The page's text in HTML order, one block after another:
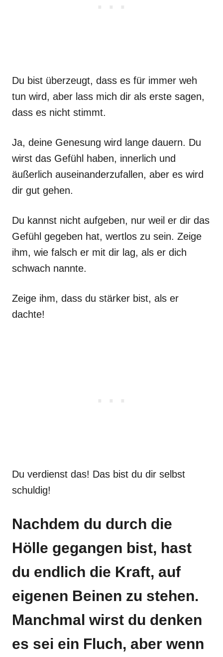
Du bist überzeugt, dass es für immer weh
tun wird, aber lass mich dir als erste sagen,
dass es nicht stimmt.
Ja, deine Genesung wird lange dauern. Du
wirst das Gefühl haben, innerlich und
äußerlich auseinanderzufallen, aber es wird
dir gut gehen.
Du kannst nicht aufgeben, nur weil er dir das
Gefühl gegeben hat, wertlos zu sein. Zeige
ihm, wie falsch er mit dir lag, als er dich
schwach nannte.
Zeige ihm, dass du stärker bist, als er
dachte!
Du verdienst das! Das bist du dir selbst
schuldig!
Nachdem du durch die
Hölle gegangen bist, hast
du endlich die Kraft, auf
eigenen Beinen zu stehen.
Manchmal wirst du denken
es sei ein Fluch, aber wenn